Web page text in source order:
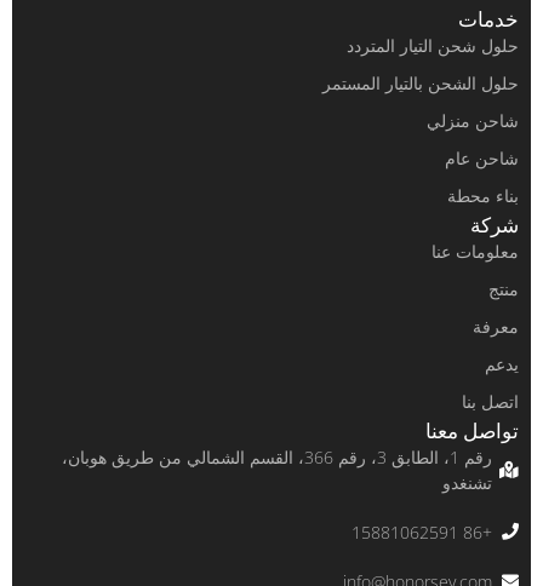
خدمات
حلول شحن التيار المتردد
حلول الشحن بالتيار المستمر
شاحن منزلي
شاحن عام
بناء محطة
شركة
معلومات عنا
منتج
معرفة
يدعم
اتصل بنا
تواصل معنا
رقم 1، الطابق 3، رقم 366، القسم الشمالي من طريق هوبان،
تشنغدو
+86 15881062591
info@honorsev.com